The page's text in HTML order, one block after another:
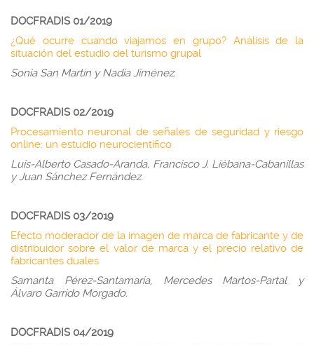
DOCFRADIS 01/2019
¿Qué ocurre cuando viajamos en grupo? Análisis de la
situación del estudio del turismo grupal
Sonia San Martín y Nadia Jiménez.
DOCFRADIS 02/2019
Procesamiento neuronal de señales de seguridad y riesgo
online: un estudio neurocientífico
Luis-Alberto Casado-Aranda, Francisco J. Liébana-Cabanillas
y Juan Sánchez Fernández.
DOCFRADIS 03/2019
Efecto moderador de la imagen de marca de fabricante y de
distribuidor sobre el valor de marca y el precio relativo de
fabricantes duales
Samanta Pérez-Santamaría, Mercedes Martos-Partal y
Álvaro Garrido Morgado.
DOCFRADIS 04/2019